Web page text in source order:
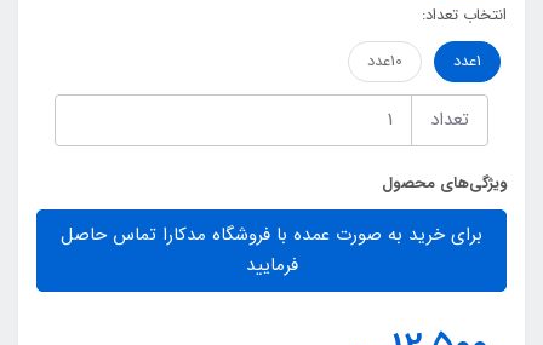
انتخاب تعداد:
1عدد
10عدد
تعداد
ویژگی‌های محصول
برای خرید به صورت عمده با فروشگاه مدکارا تماس حاصل
فرمایید